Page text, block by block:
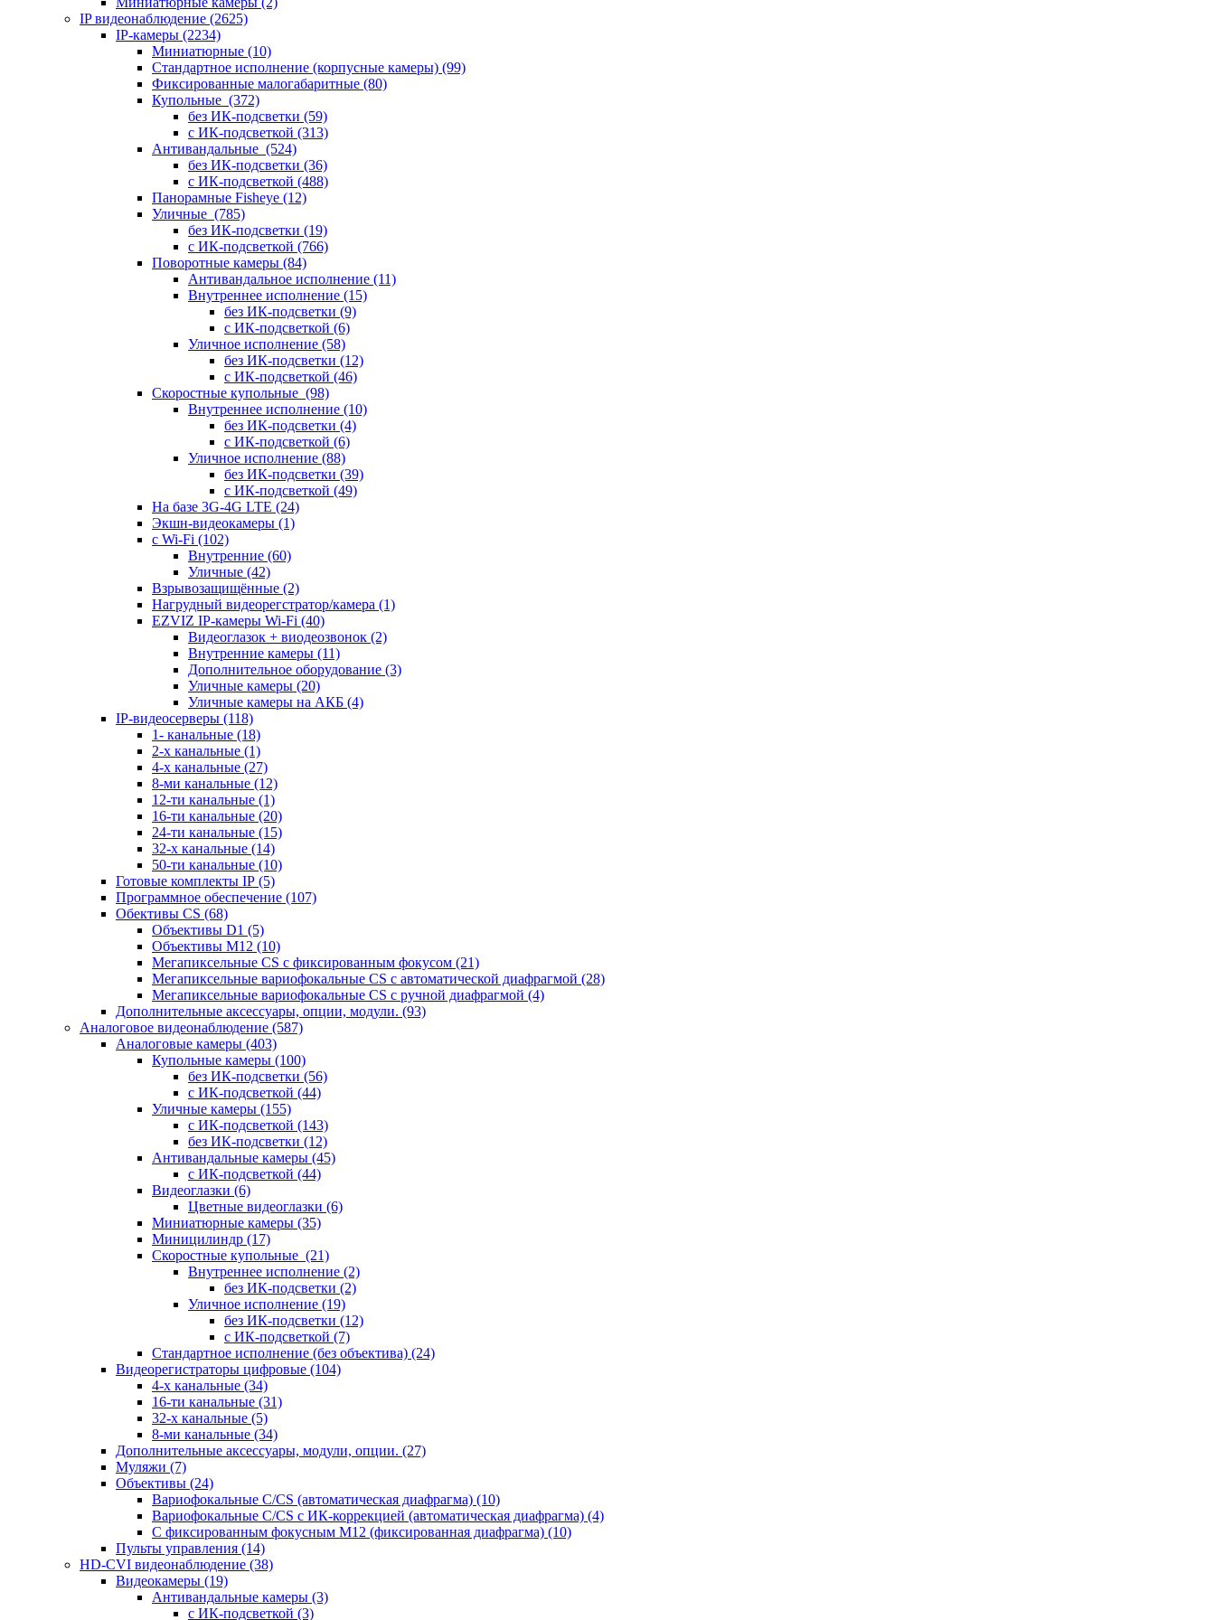
IP видеонаблюдение (2625)
IP-камеры (2234)
Миниатюрные (10)
Стандартное исполнение (корпусные камеры) (99)
Фиксированные малогабаритные (80)
Купольные (372)
без ИК-подсветки (59)
с ИК-подсветкой (313)
Антивандальные (524)
без ИК-подсветки (36)
с ИК-подсветкой (488)
Панорамные Fisheye (12)
Уличные (785)
без ИК-подсветки (19)
с ИК-подсветкой (766)
Поворотные камеры (84)
Антивандальное исполнение (11)
Внутреннее исполнение (15)
без ИК-подсветки (9)
с ИК-подсветкой (6)
Уличное исполнение (58)
без ИК-подсветки (12)
с ИК-подсветкой (46)
Скоростные купольные (98)
Внутреннее исполнение (10)
без ИК-подсветки (4)
с ИК-подсветкой (6)
Уличное исполнение (88)
без ИК-подсветки (39)
с ИК-подсветкой (49)
На базе 3G-4G LTE (24)
Экшн-видеокамеры (1)
с Wi-Fi (102)
Внутренние (60)
Уличные (42)
Взрывозащищённые (2)
Нагрудный видеорегстратор/камера (1)
EZVIZ IP-камеры Wi-Fi (40)
Видеоглазок + виодеозвонок (2)
Внутренние камеры (11)
Дополнительное оборудование (3)
Уличные камеры (20)
Уличные камеры на АКБ (4)
IP-видеосерверы (118)
1- канальные (18)
2-х канальные (1)
4-х канальные (27)
8-ми канальные (12)
12-ти канальные (1)
16-ти канальные (20)
24-ти канальные (15)
32-х канальные (14)
50-ти канальные (10)
Готовые комплекты IP (5)
Программное обеспечение (107)
Обективы CS (68)
Объективы D1 (5)
Объективы M12 (10)
Мегапиксельные CS c фиксированным фокусом (21)
Мегапиксельные вариофокальные CS c автоматической диафрагмой (28)
Мегапиксельные вариофокальные CS c ручной диафрагмой (4)
Дополнительные аксессуары, опции, модули. (93)
Аналоговое видеонаблюдение (587)
Аналоговые камеры (403)
Купольные камеры (100)
без ИК-подсветки (56)
с ИК-подсветкой (44)
Уличные камеры (155)
с ИК-подсветкой (143)
без ИК-подсветки (12)
Антивандальные камеры (45)
с ИК-подсветкой (44)
Видеоглазки (6)
Цветные видеоглазки (6)
Миниатюрные камеры (35)
Миницилиндр (17)
Скоростные купольные (21)
Внутреннее исполнение (2)
без ИК-подсветки (2)
Уличное исполнение (19)
без ИК-подсветки (12)
с ИК-подсветкой (7)
Стандартное исполнение (без объектива) (24)
Видеорегистраторы цифровые (104)
4-х канальные (34)
16-ти канальные (31)
32-х канальные (5)
8-ми канальные (34)
Дополнительные аксессуары, модули, опции. (27)
Муляжи (7)
Объективы (24)
Вариофокальные C/CS (автоматическая диафрагма) (10)
Вариофокальные C/CS с ИК-коррекцией (автоматическая диафрагма) (4)
С фиксированным фокусным М12 (фиксированная диафрагма) (10)
Пульты управления (14)
HD-CVI видеонаблюдение (38)
Видеокамеры (19)
Антивандальные камеры (3)
с ИК-подсветкой (3)